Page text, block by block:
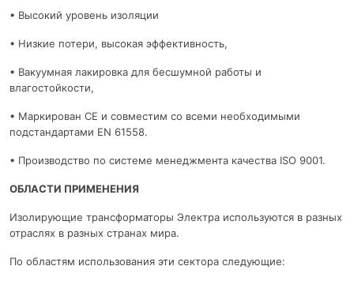
• Высокий уровень изоляции
• Низкие потери, высокая эффективность,
• Вакуумная лакировка для бесшумной работы и
влагостойкости,
• Маркирован CE и совместим со всеми необходимыми
подстандартами EN 61558.
• Производство по системе менеджмента качества ISO 9001.
ОБЛАСТИ ПРИМЕНЕНИЯ
Изолирующие трансформаторы Электра используются в разных
отраслях в разных странах мира.
По областям использования эти сектора следующие: